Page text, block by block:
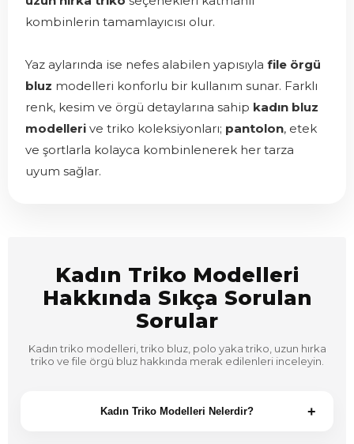
kombinlerin tamamlayıcısı olur.
Yaz aylarında ise nefes alabilen yapısıyla file örgü
bluz modelleri konforlu bir kullanım sunar. Farklı
renk, kesim ve örgü detaylarına sahip kadın bluz
modelleri ve triko koleksiyonları; pantolon, etek
ve şortlarla kolayca kombinlenerek her tarza
uyum sağlar.
Kadın Triko Modelleri
Hakkında Sıkça Sorulan
Sorular
Kadın triko modelleri, triko bluz, polo yaka triko, uzun hırka
triko ve file örgü bluz hakkında merak edilenleri inceleyin.
Kadın Triko Modelleri Nelerdir? +